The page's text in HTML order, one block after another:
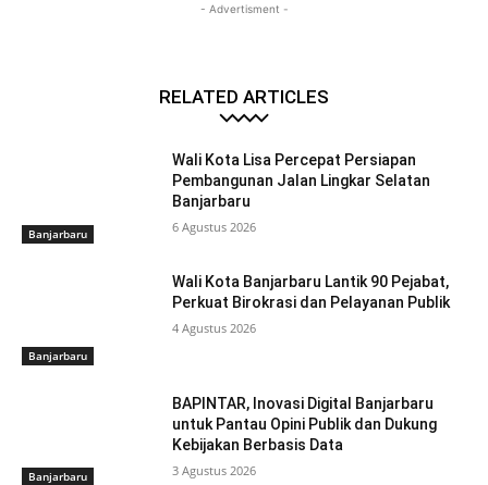
- Advertisment -
RELATED ARTICLES
Banjarbaru
Wali Kota Lisa Percepat Persiapan
Pembangunan Jalan Lingkar Selatan
Banjarbaru
6 Agustus 2026
Banjarbaru
Wali Kota Banjarbaru Lantik 90 Pejabat,
Perkuat Birokrasi dan Pelayanan Publik
4 Agustus 2026
Banjarbaru
BAPINTAR, Inovasi Digital Banjarbaru
untuk Pantau Opini Publik dan Dukung
Kebijakan Berbasis Data
3 Agustus 2026